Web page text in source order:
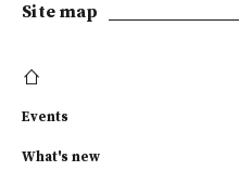
Site map
Events
What's new